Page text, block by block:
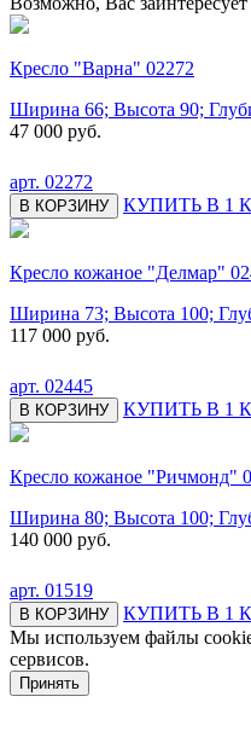
Кресло "Варна" 02272
Ширина 66; Высота 90;
47 000 руб.
арт. 02272
В КОРЗИНУ КУПИТЬ В 1
Кресло кожаное "Делмар"
Ширина 73; Высота 100;
117 000 руб.
арт. 02445
В КОРЗИНУ КУПИТЬ В 1
Кресло кожаное "Ричмонд"
Ширина 80; Высота 100;
140 000 руб.
арт. 01519
В КОРЗИНУ
КУПИТЬ В 1
Мы используем файлы
сервисов.
Принять